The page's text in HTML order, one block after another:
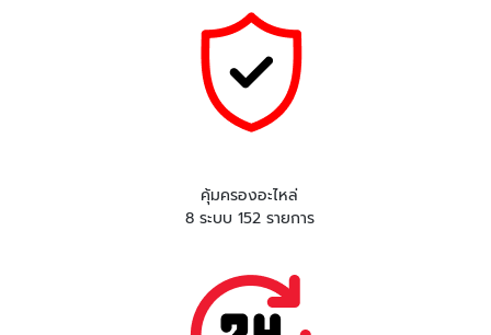
คุ้มครองอะไหล่
8 ระบบ 152 รายการ